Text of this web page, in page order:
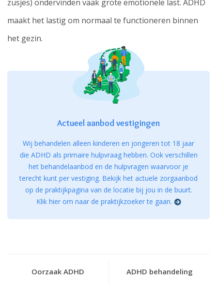
zusjes) ondervinden vaak grote emotionele last. ADHD
maakt het lastig om normaal te functioneren binnen
het gezin.
Actueel aanbod vestigingen
Wij behandelen alleen kinderen en jongeren tot 18 jaar
die ADHD als primaire hulpvraag hebben. Ook verschillen
het behandelaanbod en de hulpvragen waarvoor je
terecht kunt per vestiging. Bekijk het actuele zorgaanbod
op de praktijkpagina van de locatie bij jou in de buurt.
Klik hier om naar de praktijkzoeker te gaan.
Oorzaak ADHD ADHD behandeling